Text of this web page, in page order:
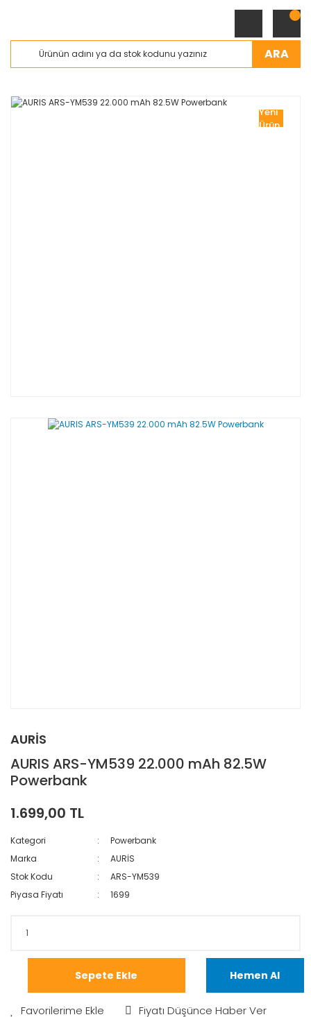
ARA
Yeni
Ürün
AURİS
AURIS ARS-YM539 22.000 mAh 82.5W
Powerbank
1.699,00 TL
Kategori
Powerbank
Marka
AURİS
Stok Kodu
ARS-YM539
Piyasa Fiyatı
1699
Sepete Ekle Hemen Al
Fiyatı Düşünce Haber Ver